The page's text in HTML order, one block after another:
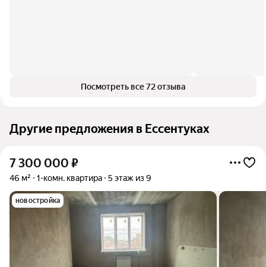
Посмотреть все 72 отзыва
Другие предложения в Ессентуках
7 300 000 ₽
46 м² 1-комн. квартира 5 этаж из 9
новостройка